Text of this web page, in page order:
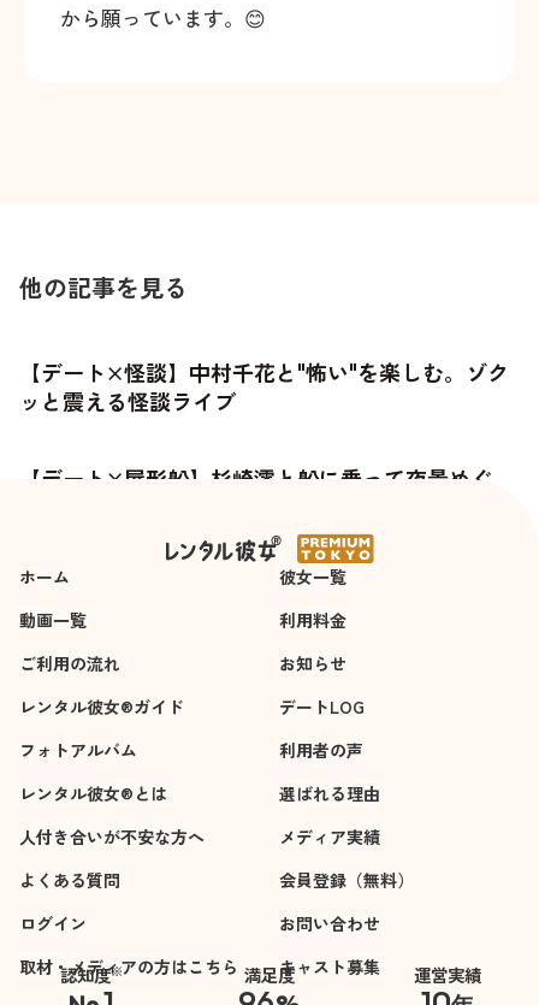
から願っています。😊
他の記事を見る
【デート×怪談】中村千花と"怖い"を楽しむ。ゾク
ッと震える怪談ライブ
【デート×屋形船】杉崎澪と船に乗って夜景めぐ
ホーム
彼女一覧
動画一覧
利用料金
ご利用の流れ
お知らせ
レンタル彼女®ガイド
デートLOG
フォトアルバム
利用者の声
レンタル彼女®とは
選ばれる理由
人付き合いが不安な方へ
メディア実績
よくある質問
会員登録（無料）
ログイン
お問い合わせ
取材・メディアの方はこちら
キャスト募集
認知度※ 満足度 運営実績